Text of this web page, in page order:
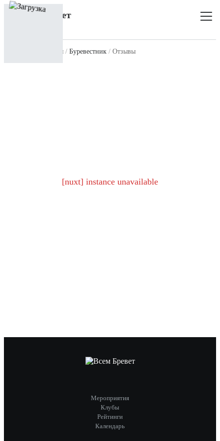
Все клубы Буревестник Отзывы
[nuxt] instance unavailable
Мероприятия
Клубы
Рейтинги
Календарь